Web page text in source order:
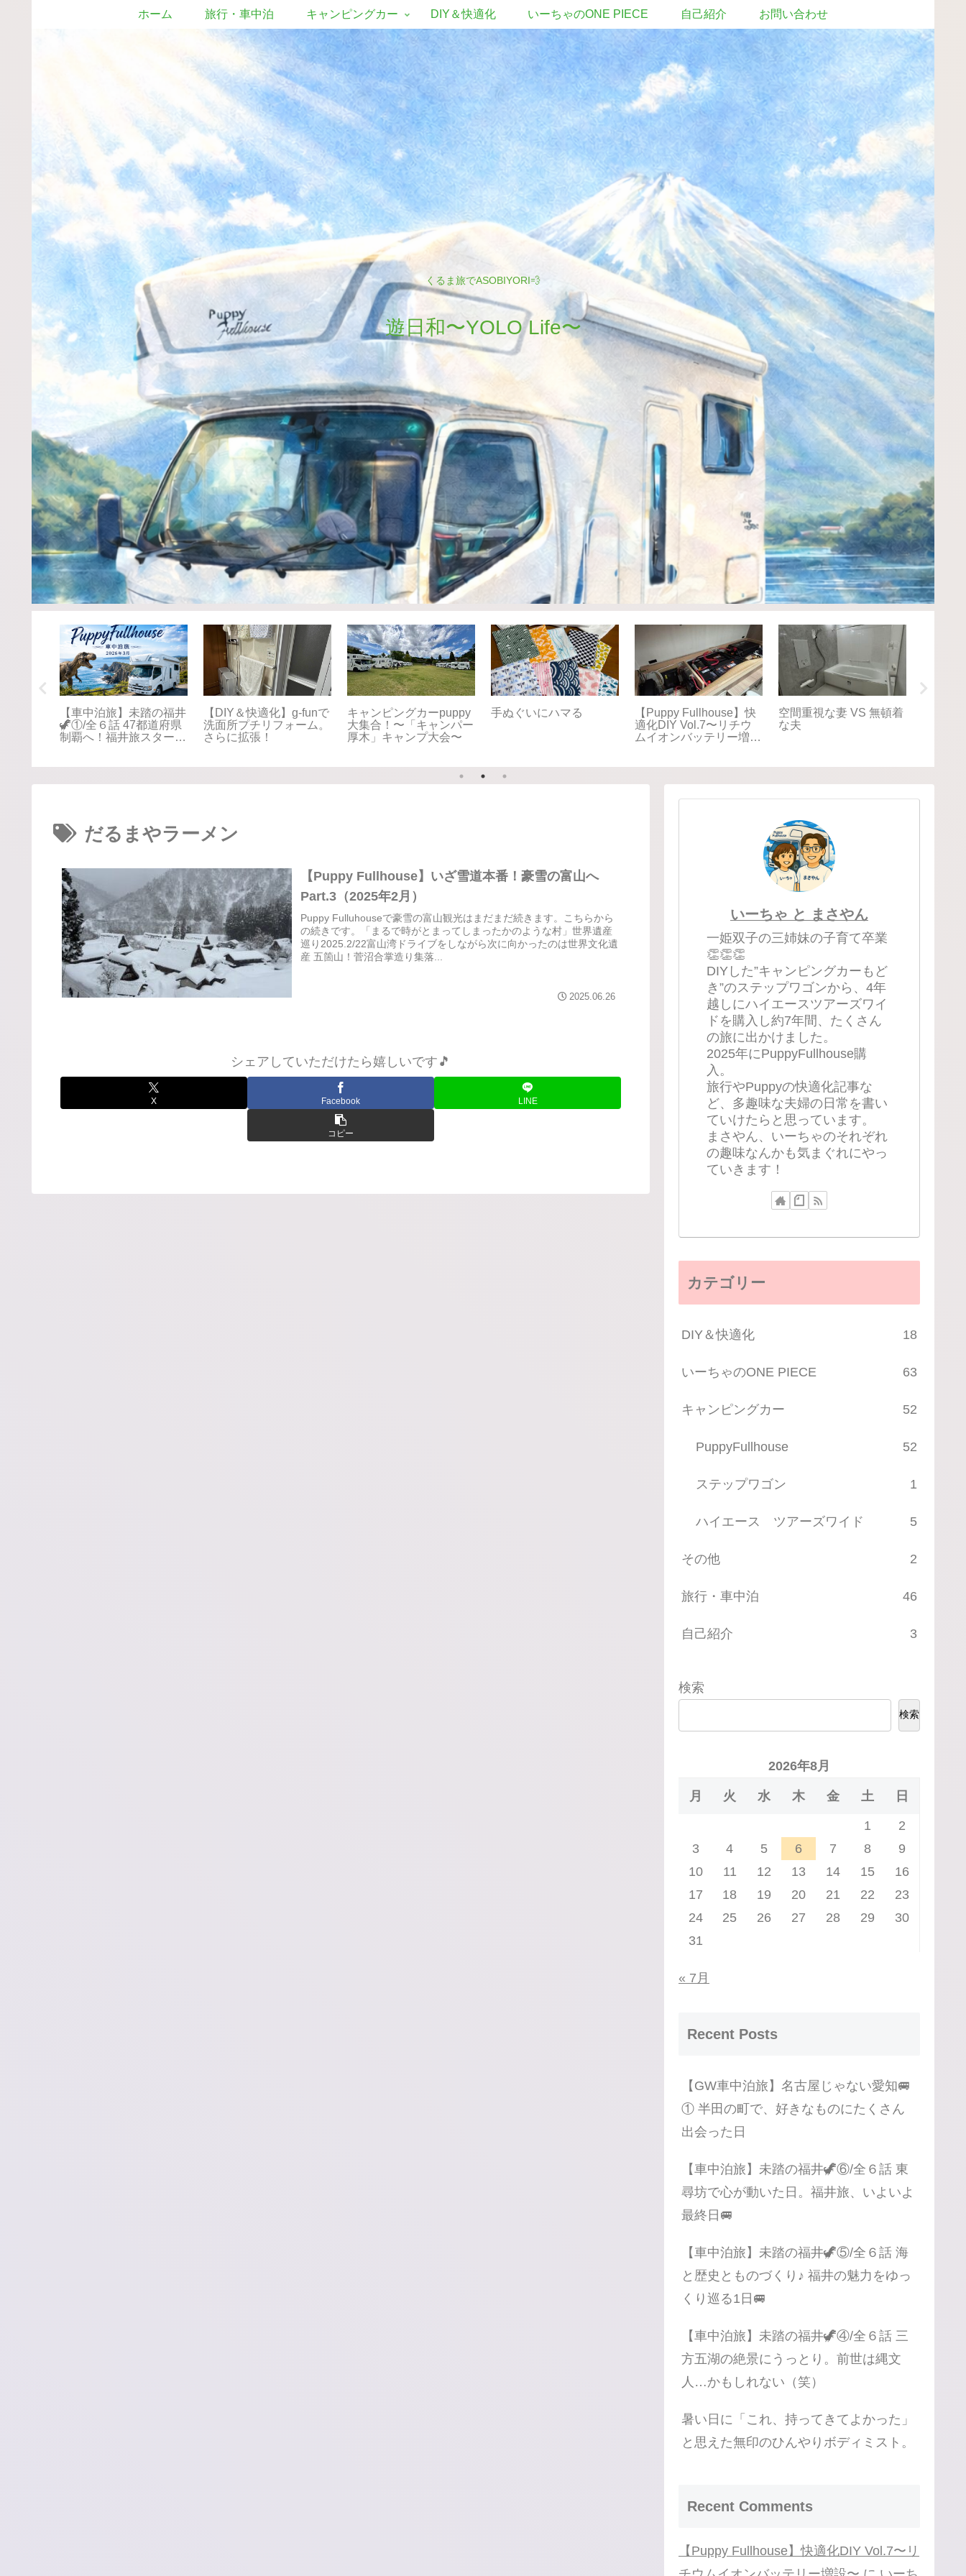
くるま旅でASOBIYORI💨
遊日和〜YOLO Life〜
ホーム 旅行・車中泊 キャンピングカー DIY＆快適化 いーちゃのONE PIECE 自己紹介 お問い合わせ
【Puppy Fullhouse】快
適化DIY Vol.6〜スキー
キャリア〜
【Puppy Fullhouse】快
適化DIY Vol.5 〜スロー
プ設置〜
【車中泊旅】北海道
2025夏⑪8/17 旅のメ
イン！クライマックス
【車中泊旅】北海道
【車中泊旅】北海道
2025夏⑨8/15 帰るは
神奈川、でも向かうは新
【車中泊旅】北海道
2025夏⑧8/14 アイヌ
だるまやラーメン
【Puppy Fullhouse】いざ雪道本番！豪雪の富山へ
Part.3（2025年2月）
Puppy Fulluhouseで豪雪の富山観光はまだまだ続きます。こちらから
の続きです。「まるで時がとまってしまったかのような村」世界遺産
巡り2025.2/22富山湾ドライブをしながら次に向かったのは世界文化遺
産 五箇山！菅沼合掌造り集落...
2025.06.26
シェアしていただけたら嬉しいです🎵
X Facebook LINE
コピー
いーちゃ と まさやん
一姫双子の三姉妹の子育て卒業
👏👏👏
DIYした”キャンピングカーもど
き”のステップワゴンから、4年
越しにハイエースツアーズワイ
ドを購入し約7年間、たくさん
の旅に出かけました。
2025年にPuppyFullhouse購
入。
旅行やPuppyの快適化記事な
ど、多趣味な夫婦の日常を書い
ていけたらと思っています。
まさやん、いーちゃのそれぞれ
の趣味なんかも気まぐれにやっ
ていきます！
カテゴリー
DIY＆快適化 18
いーちゃのONE PIECE 63
キャンピングカー 52
PuppyFullhouse 52
ステップワゴン 1
ハイエース ツアーズワイド 5
その他 2
旅行・車中泊 46
自己紹介 3
検索
検索
2026年8月
月 火 水 木 金 土 日
1
2
3
4 5 6 7 8
9
10
11 12 13 14 15
16
17
18 19 20 21 22
23
24
25 26 27 28 29
30
31
« 7月
Recent Posts
【GW車中泊旅】名古屋じゃない愛知🚐
① 半田の町で、好きなものにたくさん
出会った日
【車中泊旅】未踏の福井🦖⑥/全６話 東
尋坊で心が動いた日。福井旅、いよいよ
最終日🚐
【車中泊旅】未踏の福井🦖⑤/全６話 海
と歴史とものづくり♪ 福井の魅力をゆっ
くり巡る1日🚐
【車中泊旅】未踏の福井🦖④/全６話 三
方五湖の絶景にうっとり。前世は縄文
人…かもしれない（笑）
暑い日に「これ、持ってきてよかった」
と思えた無印のひんやりボディミスト。
Recent Comments
【Puppy Fullhouse】快適化DIY Vol.7〜リ